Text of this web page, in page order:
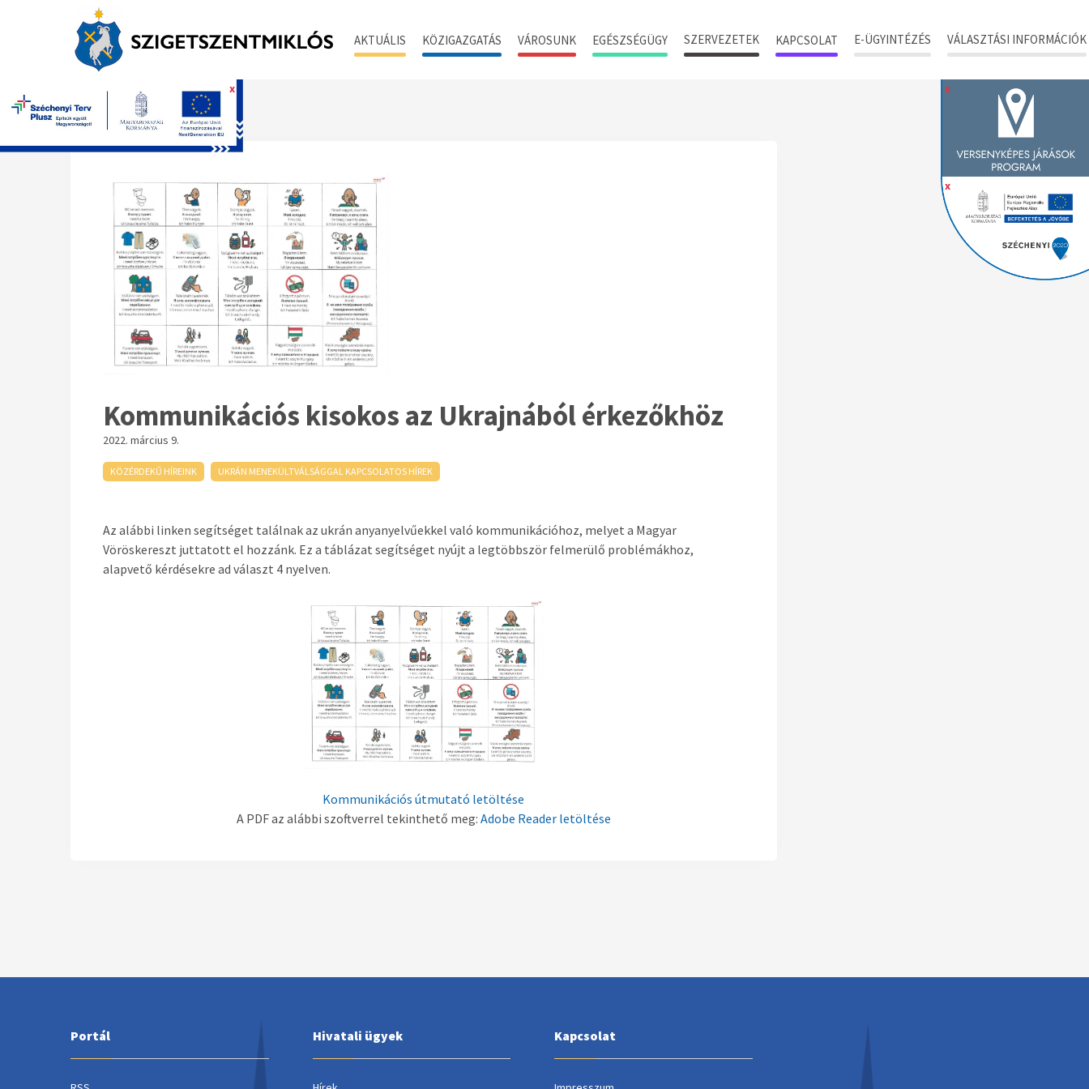
AKTUÁLIS KÖZIGAZGATÁS VÁROSUNK EGÉSZSÉGÜGY SZERVEZETEK KAPCSOLAT E-ÜGYINTÉZÉS VÁLASZTÁSI INFORMÁCIÓK
x
x
x
Főoldal
Kommunikációs kisokos az Ukrajnából érkezőkhöz
2022. március 9.
KÖZÉRDEKŰ HÍREINK UKRÁN MENEKÜLTVÁLSÁGGAL KAPCSOLATOS HÍREK
Az alábbi linken segítséget találnak az ukrán anyanyelvűekkel való kommunikációhoz, melyet a Magyar
Vöröskereszt juttatott el hozzánk. Ez a táblázat segítséget nyújt a legtöbbször felmerülő problémákhoz,
alapvető kérdésekre ad választ 4 nyelven.
Kommunikációs útmutató letöltése
A PDF az alábbi szoftverrel tekinthető meg: Adobe Reader letöltése
Portál Hivatali ügyek Kapcsolat